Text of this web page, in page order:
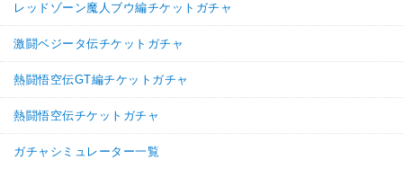
レッドゾーン魔人ブウ編チケットガチャ
激闘ベジータ伝チケットガチャ
熱闘悟空伝GT編チケットガチャ
熱闘悟空伝チケットガチャ
ガチャシミュレーター一覧